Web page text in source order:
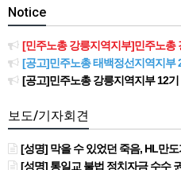
Notice
[민주노총 강릉지역지부]민주노총 강릉지
[공고]민주노총 태백정선지역지부
[공고]민주노총 강릉지역지부 12기
보도/기자회견
[성명] 막을 수 있었던 죽음, HL만도가 책임져라 : 청년노동자 사
[성명] 통일교 불법 정치자금 수수 권